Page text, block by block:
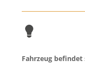
Fahrzeug